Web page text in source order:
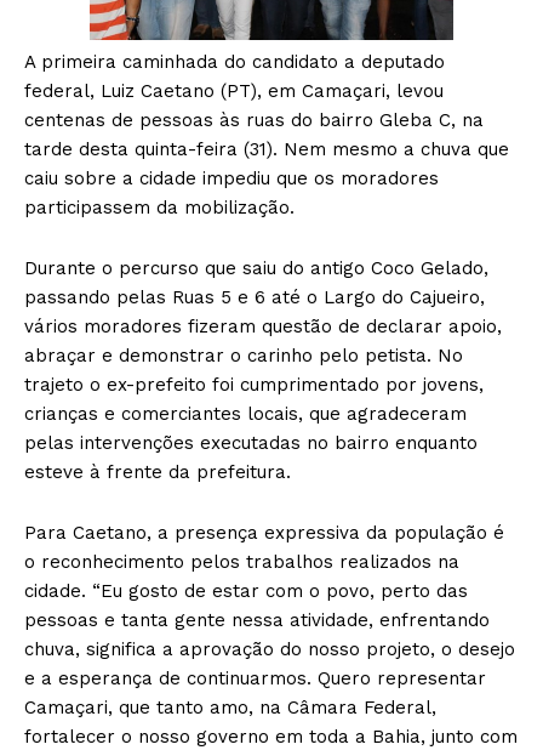
A primeira caminhada do candidato a deputado
federal, Luiz Caetano (PT), em Camaçari, levou
centenas de pessoas às ruas do bairro Gleba C, na
tarde desta quinta-feira (31). Nem mesmo a chuva que
caiu sobre a cidade impediu que os moradores
participassem da mobilização.
Durante o percurso que saiu do antigo Coco Gelado,
passando pelas Ruas 5 e 6 até o Largo do Cajueiro,
vários moradores fizeram questão de declarar apoio,
abraçar e demonstrar o carinho pelo petista. No
trajeto o ex-prefeito foi cumprimentado por jovens,
crianças e comerciantes locais, que agradeceram
pelas intervenções executadas no bairro enquanto
esteve à frente da prefeitura.
Para Caetano, a presença expressiva da população é
o reconhecimento pelos trabalhos realizados na
cidade. “Eu gosto de estar com o povo, perto das
pessoas e tanta gente nessa atividade, enfrentando
chuva, significa a aprovação do nosso projeto, o desejo
e a esperança de continuarmos. Quero representar
Camaçari, que tanto amo, na Câmara Federal,
fortalecer o nosso governo em toda a Bahia, junto com